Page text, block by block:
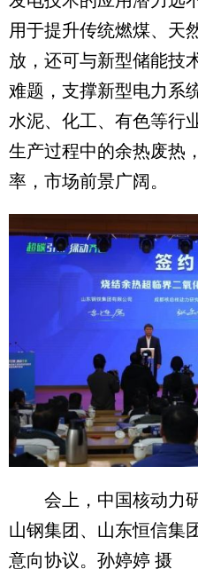
用于提升传统燃煤、天
放，还可与新型储能技
难题，支撑新型电力系
水泥、化工、有色等行
生产过程中的余热废热
率，市场前景广阔。
会上，中国核动力研
山钢集团、山东恒信集
意向协议。孙婷婷 摄